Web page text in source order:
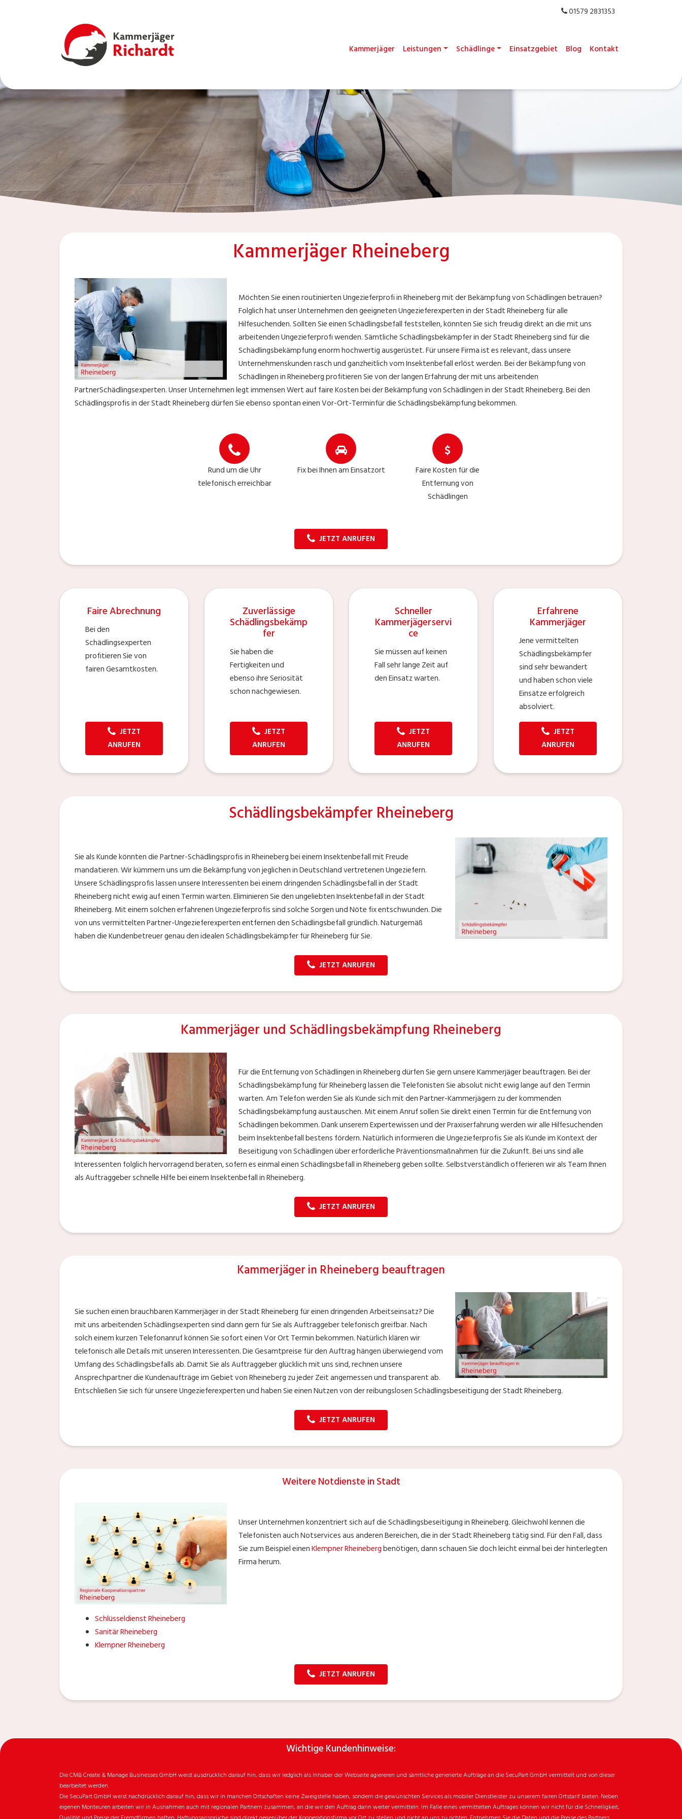
01579 2831353
Kammerjäger Leistungen Schädlinge Einsatzgebiet Blog Kontakt
Kammerjäger Rheineberg
Möchten Sie einen routinierten Ungezieferprofi in Rheineberg mit der Bekämpfung von Schädlingen betrauen?
Folglich hat unser Unternehmen den geeigneten Ungezieferexperten in der Stadt Rheineberg für alle
Hilfesuchenden. Sollten Sie einen Schädlingsbefall feststellen, könnten Sie sich freudig direkt an die mit uns
arbeitenden Ungezieferprofi wenden. Sämtliche Schädlingsbekämpfer in der Stadt Rheineberg sind für die
Schädlingsbekämpfung enorm hochwertig ausgerüstet. Für unsere Firma ist es relevant, dass unsere
Unternehmenskunden rasch und ganzheitlich vom Insektenbefall erlöst werden. Bei der Bekämpfung von
Schädlingen in Rheineberg profitieren Sie von der langen Erfahrung der mit uns arbeitenden
PartnerSchädlingsexperten. Unser Unternehmen legt immensen Wert auf faire Kosten bei der Bekämpfung von Schädlingen in der Stadt Rheineberg. Bei den
Schädlingsprofis in der Stadt Rheineberg dürfen Sie ebenso spontan einen Vor-Ort-Terminfür die Schädlingsbekämpfung bekommen.
Rund um die Uhr
telefonisch erreichbar
Fix bei Ihnen am Einsatzort
Faire Kosten für die
Entfernung von
Schädlingen
JETZT ANRUFEN
Faire Abrechnung
Bei den
Schädlingsexperten
profitieren Sie von
fairen Gesamtkosten.
JETZT
ANRUFEN
Zuverlässige
Schädlingsbekämp
fer
Sie haben die
Fertigkeiten und
ebenso ihre Seriosität
schon nachgewiesen.
JETZT
ANRUFEN
Schneller
Kammerjägerservi
ce
Sie müssen auf keinen
Fall sehr lange Zeit auf
den Einsatz warten.
JETZT
ANRUFEN
Erfahrene
Kammerjäger
Jene vermittelten
Schädlingsbekämpfer
sind sehr bewandert
und haben schon viele
Einsätze erfolgreich
absolviert.
JETZT
ANRUFEN
Schädlingsbekämpfer Rheineberg
Sie als Kunde könnten die Partner-Schädlingsprofis in Rheineberg bei einem Insektenbefall mit Freude
mandatieren. Wir kümmern uns um die Bekämpfung von jeglichen in Deutschland vertretenen Ungeziefern.
Unsere Schädlingsprofis lassen unsere Interessenten bei einem dringenden Schädlingsbefall in der Stadt
Rheineberg nicht ewig auf einen Termin warten. Eliminieren Sie den ungeliebten Insektenbefall in der Stadt
Rheineberg. Mit einem solchen erfahrenen Ungezieferprofis sind solche Sorgen und Nöte fix entschwunden. Die
von uns vermittelten Partner-Ungezieferexperten entfernen den Schädlingsbefall gründlich. Naturgemäß
haben die Kundenbetreuer genau den idealen Schädlingsbekämpfer für Rheineberg für Sie.
JETZT ANRUFEN
Kammerjäger und Schädlingsbekämpfung Rheineberg
Für die Entfernung von Schädlingen in Rheineberg dürfen Sie gern unsere Kammerjäger beauftragen. Bei der
Schädlingsbekämpfung für Rheineberg lassen die Telefonisten Sie absolut nicht ewig lange auf den Termin
warten. Am Telefon werden Sie als Kunde sich mit den Partner-Kammerjägern zu der kommenden
Schädlingsbekämpfung austauschen. Mit einem Anruf sollen Sie direkt einen Termin für die Entfernung von
Schädlingen bekommen. Dank unserem Expertewissen und der Praxiserfahrung werden wir alle Hilfesuchenden
beim Insektenbefall bestens fördern. Natürlich informieren die Ungezieferprofis Sie als Kunde im Kontext der
Beseitigung von Schädlingen über erforderliche Präventionsmaßnahmen für die Zukunft. Bei uns sind alle
Interessenten folglich hervorragend beraten, sofern es einmal einen Schädlingsbefall in Rheineberg geben sollte. Selbstverständlich offerieren wir als Team Ihnen
als Auftraggeber schnelle Hilfe bei einem Insektenbefall in Rheineberg.
JETZT ANRUFEN
Kammerjäger in Rheineberg beauftragen
Sie suchen einen brauchbaren Kammerjäger in der Stadt Rheineberg für einen dringenden Arbeitseinsatz? Die
mit uns arbeitenden Schädlingsexperten sind dann gern für Sie als Auftraggeber telefonisch greifbar. Nach
solch einem kurzen Telefonanruf können Sie sofort einen Vor Ort Termin bekommen. Natürlich klären wir
telefonisch alle Details mit unseren Interessenten. Die Gesamtpreise für den Auftrag hängen überwiegend vom
Umfang des Schädlingsbefalls ab. Damit Sie als Auftraggeber glücklich mit uns sind, rechnen unsere
Ansprechpartner die Kundenaufträge im Gebiet von Rheineberg zu jeder Zeit angemessen und transparent ab.
Entschließen Sie sich für unsere Ungezieferexperten und haben Sie einen Nutzen von der reibungslosen Schädlingsbeseitigung der Stadt Rheineberg.
JETZT ANRUFEN
Weitere Notdienste in Stadt
Unser Unternehmen konzentriert sich auf die Schädlingsbeseitigung in Rheineberg. Gleichwohl kennen die
Telefonisten auch Notservices aus anderen Bereichen, die in der Stadt Rheineberg tätig sind. Für den Fall, dass
Sie zum Beispiel einenKlempner Rheinebergbenötigen, dann schauen Sie doch leicht einmal bei der hinterlegten
Firma herum.
Schlüsseldienst Rheineberg
Sanitär Rheineberg
Klempner Rheineberg
JETZT ANRUFEN
Wichtige Kundenhinweise:
Die CMB Create & Manage Businesses GmbH weist ausdrücklich darauf hin, dass wir ledglich als Inhaber der Webseite agiereren und sämtliche generierte Aufträge an die SecuPart GmbH vermittelt und von dieser
bearbeitet werden.
Die SecuPart GmbH weist nachdrücklich darauf hin, dass wir in manchen Ortschaften keine Zweigstelle haben, sondern die gewünschten Services als mobiler Dienstleister zu unserem fairen Ortstarif bieten. Neben
eigenen Monteuren arbeiten wir in Ausnahmen auch mit regionalen Partnern zusammen, an die wir den Auftrag dann weiter vermitteln. Im Falle eines vermittelten Auftrages können wir nicht für die Schnelligkeit,